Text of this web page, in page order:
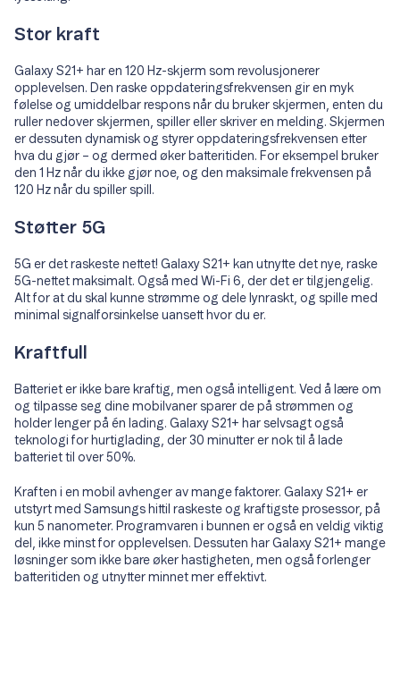
Stor kraft
Galaxy S21+ har en 120 Hz-skjerm som revolusjonerer
opplevelsen. Den raske oppdateringsfrekvensen gir en myk
følelse og umiddelbar respons når du bruker skjermen, enten du
ruller nedover skjermen, spiller eller skriver en melding. Skjermen
er dessuten dynamisk og styrer oppdateringsfrekvensen etter
hva du gjør – og dermed øker batteritiden. For eksempel bruker
den 1 Hz når du ikke gjør noe, og den maksimale frekvensen på
120 Hz når du spiller spill.
Støtter 5G
5G er det raskeste nettet! Galaxy S21+ kan utnytte det nye, raske
5G-nettet maksimalt. Også med Wi-Fi 6, der det er tilgjengelig.
Alt for at du skal kunne strømme og dele lynraskt, og spille med
minimal signalforsinkelse uansett hvor du er.
Kraftfull
Batteriet er ikke bare kraftig, men også intelligent. Ved å lære om
og tilpasse seg dine mobilvaner sparer de på strømmen og
holder lenger på én lading. Galaxy S21+ har selvsagt også
teknologi for hurtiglading, der 30 minutter er nok til å lade
batteriet til over 50%.
Kraften i en mobil avhenger av mange faktorer. Galaxy S21+ er
utstyrt med Samsungs hittil raskeste og kraftigste prosessor, på
kun 5 nanometer. Programvaren i bunnen er også en veldig viktig
del, ikke minst for opplevelsen. Dessuten har Galaxy S21+ mange
løsninger som ikke bare øker hastigheten, men også forlenger
batteritiden og utnytter minnet mer effektivt.